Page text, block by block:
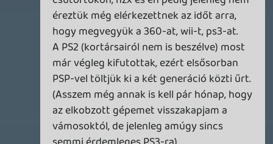
1 / 2
DOOM: THE DARK AGES - REVELATIONS DLC TESZT
3
THQ NORDIC ÚJDONSÁGOK – EZ TÖRTÉNT PÉNTEKEN
THQ Nordic Digital Showcase összefoglaló.